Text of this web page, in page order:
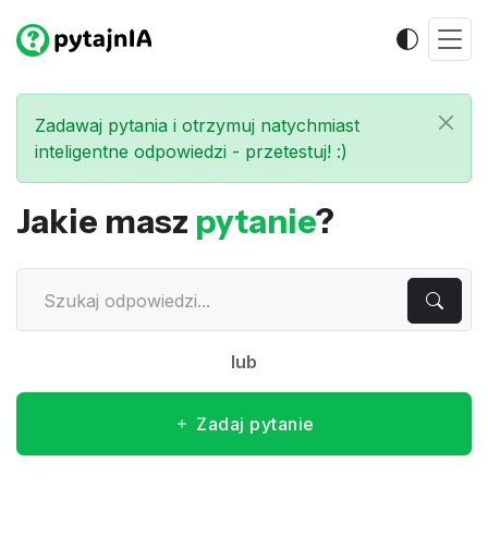
Zadawaj pytania i otrzymuj natychmiast
inteligentne odpowiedzi - przetestuj! :)
Jakie masz pytanie?
lub
Zadaj pytanie